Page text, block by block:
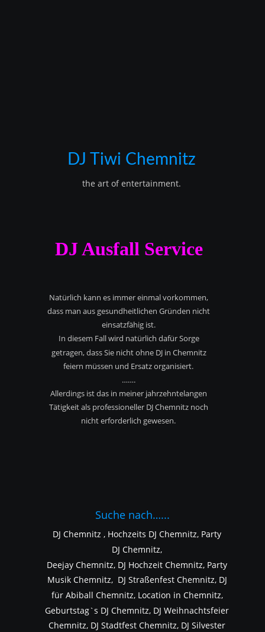
Natürlich kann es immer einmal vorkommen,
dass man aus gesundheitlichen Gründen nicht
einsatzfähig ist.
In diesem Fall wird natürlich dafür Sorge
getragen, dass Sie nicht ohne DJ in Chemnitz
feiern müssen und Ersatz organisiert.
…….
Allerdings ist das in meiner jahrzehntelangen
Tätigkeit als professioneller DJ Chemnitz noch
nicht erforderlich gewesen.
DJ Tiwi Chemnitz
the art of entertainment.
DJ Ausfall Service
Suche nach…...
DJ Chemnitz , Hochzeits DJ Chemnitz, Party
DJ Chemnitz,
Deejay Chemnitz, DJ Hochzeit Chemnitz, Party
Musik Chemnitz,  DJ Straßenfest Chemnitz, DJ
für Abiball Chemnitz, Location in Chemnitz,
Geburtstag`s DJ Chemnitz, DJ Weihnachtsfeier
Chemnitz, DJ Stadtfest Chemnitz, DJ Silvester